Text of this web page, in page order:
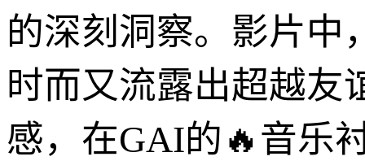
的深刻洞察。影片中
时而又流露出超越友
感，在GAI的🔥音乐